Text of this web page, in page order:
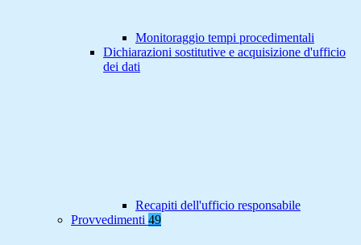
Monitoraggio tempi procedimentali
Dichiarazioni sostitutive e acquisizione d'ufficio
dei dati
Recapiti dell'ufficio responsabile
Provvedimenti 49